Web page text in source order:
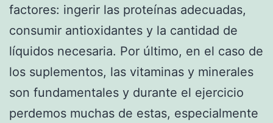
factores: ingerir las proteínas adecuadas,
consumir antioxidantes y la cantidad de
líquidos necesaria. Por último, en el caso de
los suplementos, las vitaminas y minerales
son fundamentales y durante el ejercicio
perdemos muchas de estas, especialmente